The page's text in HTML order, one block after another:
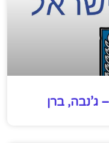
ג’נבה, ברן